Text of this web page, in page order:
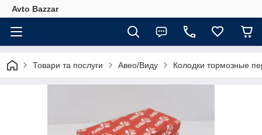
Avto Bazzar
Товари та послуги Авео/Виду Колодки тормозные